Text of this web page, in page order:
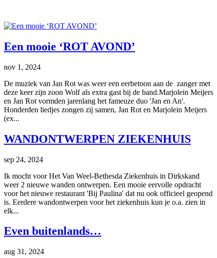
Een mooie ‘ROT AVOND’
nov 1, 2024
De muziek van Jan Rot was weer een eerbetoon aan de zanger met
deze keer zijn zoon Wolf als extra gast bij de band.Marjolein Meijers
en Jan Rot vormden jarenlang het fameuze duo 'Jan en An'.
Honderden liedjes zongen zij samen, Jan Rot en Marjolein Meijers
(ex...
WANDONTWERPEN ZIEKENHUIS
sep 24, 2024
Ik mocht voor Het Van Weel-Bethesda Ziekenhuis in Dirkskand
weer 2 nieuwe wanden ontwerpen. Een mooie eervolle opdracht
voor het nieuwe restaurant 'Bij Paulina' dat nu ook officieel geopend
is. Eerdere wandontwerpen voor het ziekenhuis kun je o.a. zien in
elk...
Even buitenlands…
aug 31, 2024